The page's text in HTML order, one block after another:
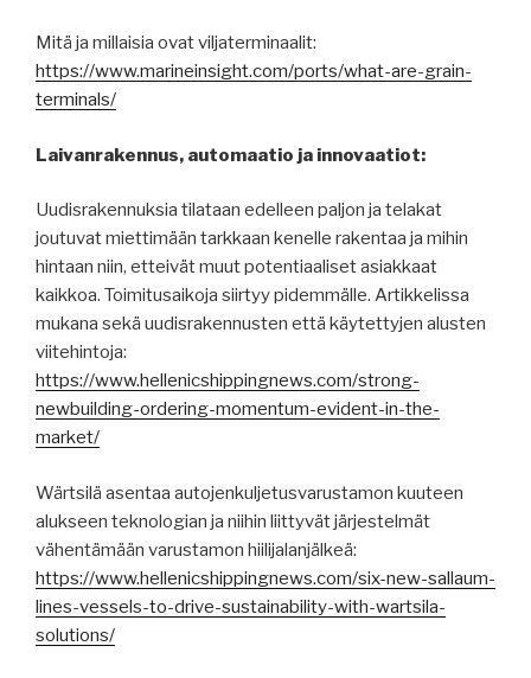
Mitä ja millaisia ovat viljaterminaalit:
https://www.marineinsight.com/ports/what-are-grain-
terminals/
Laivanrakennus, automaatio ja innovaatiot:
Uudisrakennuksia tilataan edelleen paljon ja telakat
joutuvat miettimään tarkkaan kenelle rakentaa ja mihin
hintaan niin, etteivät muut potentiaaliset asiakkaat
kaikkoa. Toimitusaikoja siirtyy pidemmälle. Artikkelissa
mukana sekä uudisrakennusten että käytettyjen alusten
viitehintoja:
https://www.hellenicshippingnews.com/strong-
newbuilding-ordering-momentum-evident-in-the-
market/
Wärtsilä asentaa autojenkuljetusvarustamon kuuteen
alukseen teknologian ja niihin liittyvät järjestelmät
vähentämään varustamon hiilijalanjälkeä:
https://www.hellenicshippingnews.com/six-new-sallaum-
lines-vessels-to-drive-sustainability-with-wartsila-
solutions/